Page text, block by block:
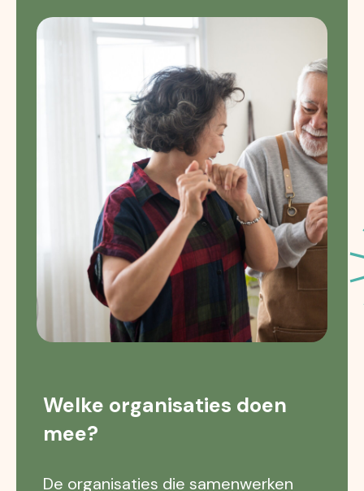
Welke organisaties doen
mee?
De organisaties die samenwerken